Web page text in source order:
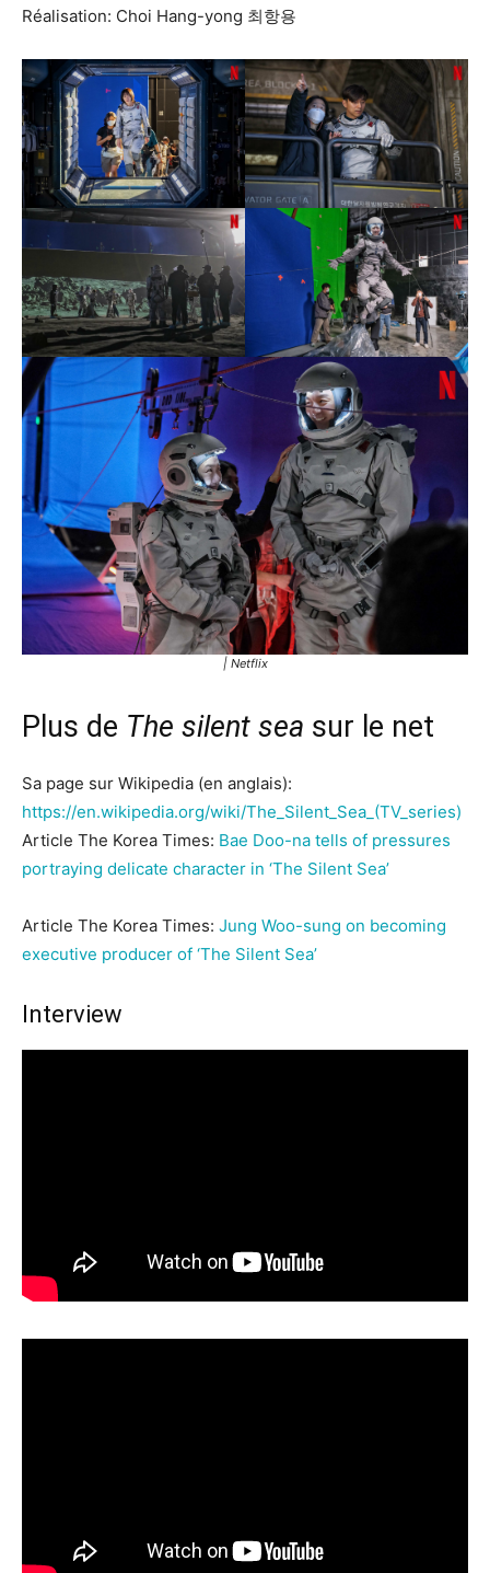
Réalisation: Choi Hang-yong 최항용
| Netflix
Plus de The silent sea sur le net
Sa page sur Wikipedia (en anglais):
https://en.wikipedia.org/wiki/The_Silent_Sea_(TV_series)
Article The Korea Times: Bae Doo-na tells of pressures
portraying delicate character in ‘The Silent Sea’
Article The Korea Times: Jung Woo-sung on becoming
executive producer of ‘The Silent Sea’
Interview